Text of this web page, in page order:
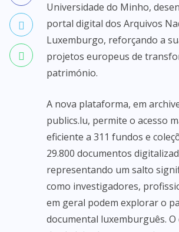
Universidade do Minho,
portal digital dos Arquivos
Luxemburgo, reforçando a
projetos europeus de
património.
A nova plataforma, em
publics.lu, permite o acesso
eficiente a 311 fundos e
29.800 documentos
representando um salto
como investigadores,
em geral podem explorar o
documental luxemburguês.